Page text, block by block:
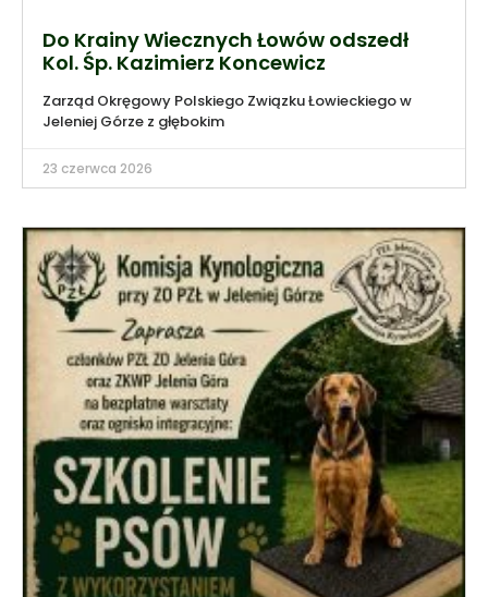
Do Krainy Wiecznych Łowów odszedł
Kol. Śp. Kazimierz Koncewicz
Zarząd Okręgowy Polskiego Związku Łowieckiego w
Jeleniej Górze z głębokim
23 czerwca 2026